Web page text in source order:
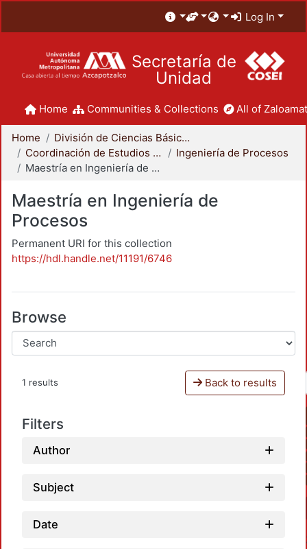
Log In
Secretaría de
Unidad
Home Communities & Collections All of
Home
División de Ciencias Básicas e Ingeniería
Coordinación de Estudios de Posgrado - CBI
Ingeniería de Procesos
Maestría en Ingeniería de Procesos
Maestría en Ingeniería de
Procesos
Permanent URI for this collection
https://hdl.handle.net/11191/6746
Browse
1 results Back to results
Filters
Author
Subject
Date